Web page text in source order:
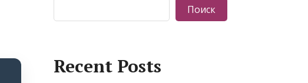
Поиск
Recent Posts